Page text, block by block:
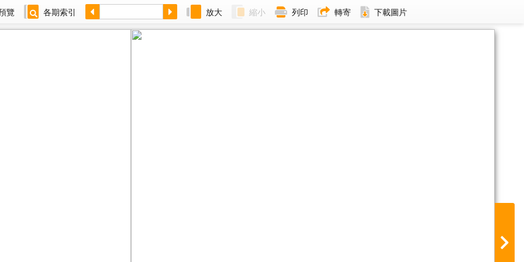
覽 各期索引 放大 縮小 列印 轉寄 下載圖片